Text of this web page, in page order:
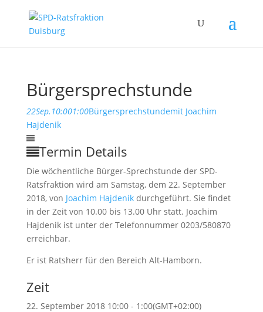
Bürgersprechstunde
22Sep. 10:001:00Bürgersprechstundemit Joachim
Hajdenik
Termin Details
Die wöchentliche Bürger-Sprechstunde der SPD-
Ratsfraktion wird am Samstag, dem 22. September
2018, von Joachim Hajdenikdurchgeführt. Sie findet
in der Zeit von 10.00 bis 13.00 Uhr statt. Joachim
Hajdenik ist unter der Telefonnummer 0203/580870
erreichbar.
Er ist Ratsherr für den Bereich Alt-Hamborn.
Zeit
22. September 2018 10:00 - 1:00(GMT+02:00)